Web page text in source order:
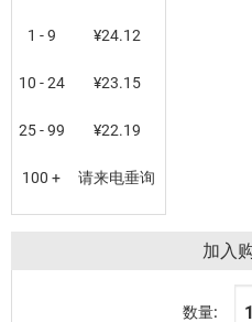
1 - 9 ¥24.12
10 - 24 ¥23.15
25 - 99 ¥22.19
100 + 请来电垂询
加入
数量: